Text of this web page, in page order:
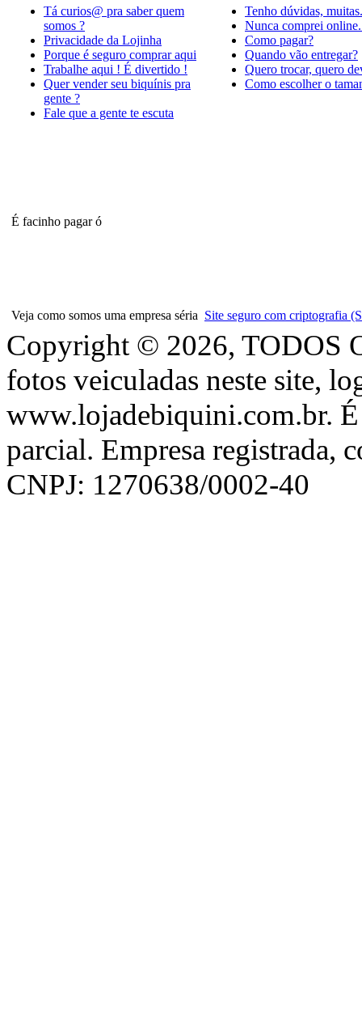
Tá curios@ pra saber quem
somos ?
Privacidade da Lojinha
Porque é seguro comprar aqui
Trabalhe aqui ! É divertido !
Quer vender seu biquínis pra
gente ?
Fale que a gente te escuta
Tenho dúvidas, muitas.
Nunca comprei online.
Como pagar?
Quando vão entregar?
Quero trocar, quero
Como escolher o
É facinho pagar ó
Veja como somos uma empresa séria Site seguro com criptografia
Copyright © 2026, TODOS
fotos veiculadas neste site,
www.lojadebiquini.com.br. É
parcial. Empresa registrada,
CNPJ: 1270638/0002-40